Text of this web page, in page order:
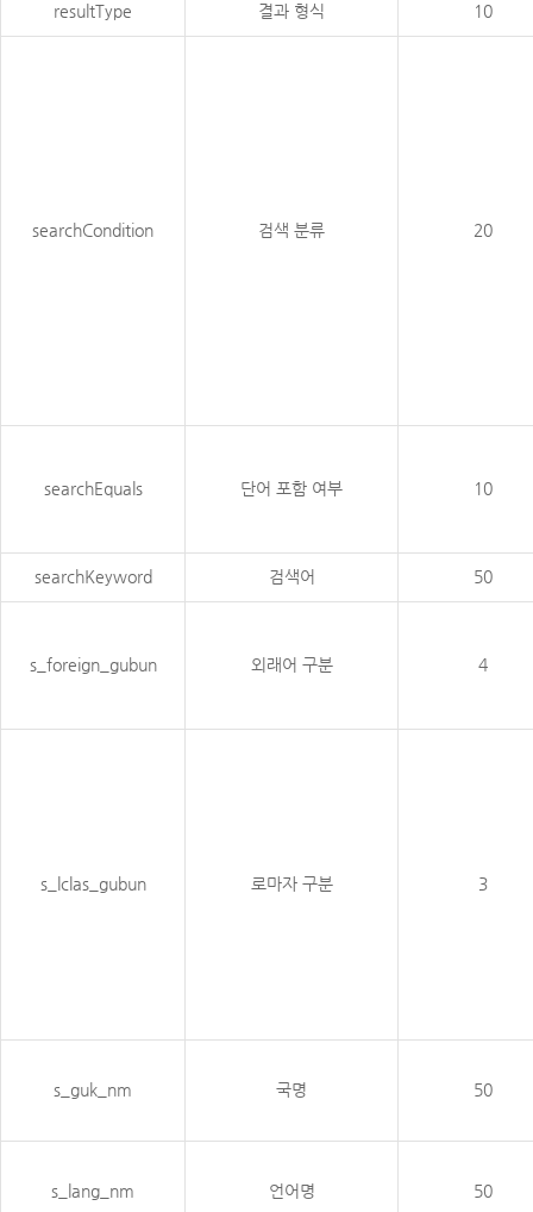
resultType 결과 형식 10
searchCondition 검색 분류 20
searchEquals 단어 포함 여부 10
searchKeyword 검색어 50
s_foreign_gubun 외래어 구분 4
s_lclas_gubun 로마자 구분 3
s_guk_nm 국명 50
s_lang_nm 언어명 50